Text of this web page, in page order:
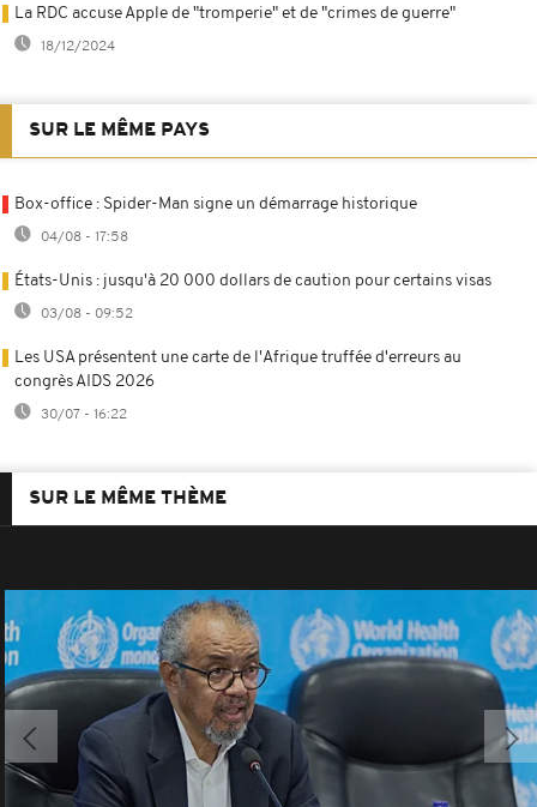
La RDC accuse Apple de "tromperie" et de "crimes de guerre"
18/12/2024
SUR LE MÊME PAYS
Box-office : Spider-Man signe un démarrage historique
04/08 - 17:58
États-Unis : jusqu'à 20 000 dollars de caution pour certains visas
03/08 - 09:52
Les USA présentent une carte de l'Afrique truffée d'erreurs au
congrès AIDS 2026
30/07 - 16:22
SUR LE MÊME THÈME